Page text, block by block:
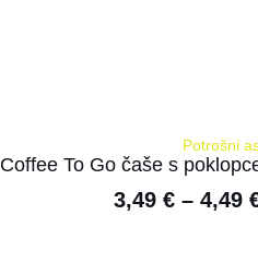
Potrošni
Coffee To Go čaše s
3,49€ – 4,49